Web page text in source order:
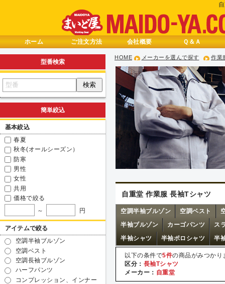
HOME メーカーを選んで探す 作業
自重堂 作業服 長袖Tシャツ
空調半袖ブルゾン 空調ベスト
半袖ブルゾン
カーゴパンツ
ス
半袖シャツ
半袖ポロシャツ 半
以下の条件で5件の商品がみつかり
区分： 長袖Tシャツ
メーカー： 自重堂
型番検索
簡単絞込
基本絞込
春夏
秋冬(オールシーズン）
防寒
男性
女性
共用
価格で絞る
～
円
アイテムで絞る
空調半袖ブルゾン
空調ベスト
空調長袖ブルゾン
ハーフパンツ
コンプレッション、インナー
ホーム ご注文方法 会社概要 Ｑ＆Ａ